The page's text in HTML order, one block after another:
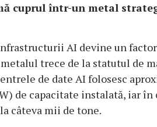
cuprul într-un metal
AI devine un
metalul trece de la statutul de
de date AI folosesc
de capacitate instalată, iar
câteva mii de tone.